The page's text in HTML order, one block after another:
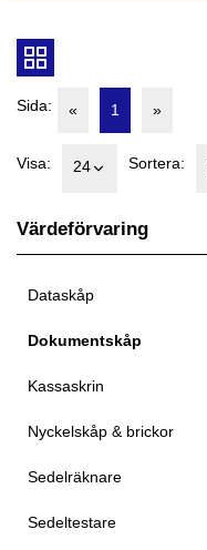
Värdeförvaring
Dataskåp
Dokumentskåp
Kassaskrin
Nyckelskåp & brickor
Sedelräknare
Sedeltestare
Sida: « 1 »
Visa: 24 Sortera: